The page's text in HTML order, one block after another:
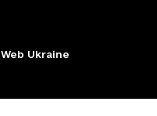
Web Ukraine